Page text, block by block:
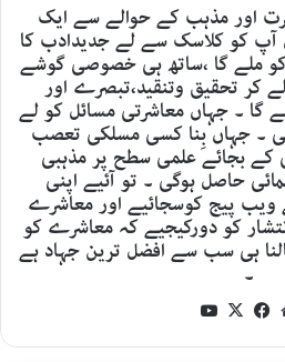
اور مذہب کے حوالے سے ایک
آپ کو کلاسک سے لے جدیدادب کا
کو ملے گا ،ساتھ ہی خصوصی گوشے
کر تحقیق وتنقید،تبصرے اور
گا ۔ جہاں معاشرتی مسائل کو لے
۔ جہاں بِنا کسی مسلکی تعصب
کے بجائے علمی سطح پر مذہبی
حاصل ہوگی ۔ تو آئیے اپنی
ویب پیج کوسجائیے اور معاشرے
کو دورکیجیے کہ معاشرے کو
ہی سب سے افضل ترین جہاد ہے
۔
Website
Facebook
X